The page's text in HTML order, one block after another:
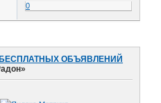
0
ОБЪЯВЛЕНИЙ